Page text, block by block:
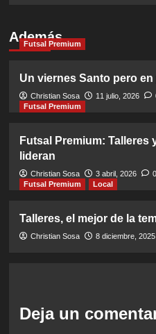
Además
Futsal Premium
Un viernes Santo pero
Christian Sosa 11 julio, 2026
Futsal Premium
Futsal Premium:
lideran
Christian Sosa 3 abril, 2026
0
Futsal Premium
Local
Talleres, el mejor de la
Christian Sosa 8 diciembre, 2025
Deja un